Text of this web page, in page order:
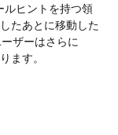
ルヒントを持つ領
たあとに移動した
ザーはさらに
ます。